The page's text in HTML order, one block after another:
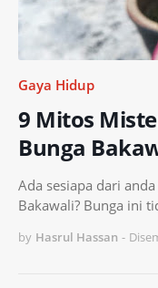
Gaya Hidup
9 Mitos
Bunga
Ada sesiapa dari
Bakawali? Bunga ini
by Hasrul Hassan -